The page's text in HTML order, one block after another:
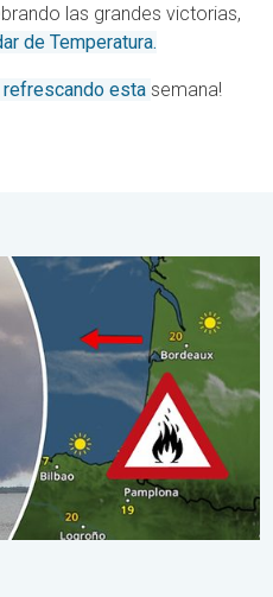
las grandes victorias,
de Temperatura.
esta semana!
de control. España y